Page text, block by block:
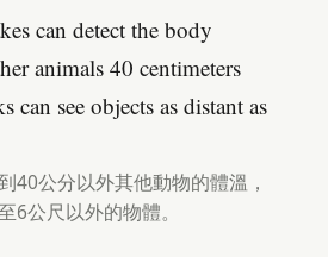
can detect the body
animals 40 centimeters
can see objects as distant as
40公分以外其他動物的體溫，
6公尺以外的物體。